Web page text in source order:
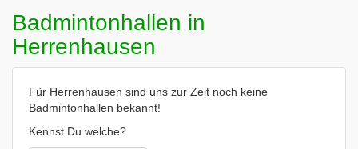
Badmintonhallen in
Herrenhausen
Für Herrenhausen sind uns zur Zeit noch keine
Badmintonhallen bekannt!
Kennst Du welche?